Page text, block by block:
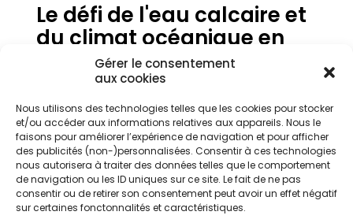
Gérer le consentement
aux cookies
Nous utilisons des technologies telles que les cookies pour stocker
et/ou accéder aux informations relatives aux appareils. Nous le
faisons pour améliorer l’expérience de navigation et pour afficher
des publicités (non-)personnalisées. Consentir à ces technologies
nous autorisera à traiter des données telles que le comportement
de navigation ou les ID uniques sur ce site. Le fait de ne pas
consentir ou de retirer son consentement peut avoir un effet négatif
sur certaines fonctonnalités et caractéristiques.
Le défi de l'eau calcaire et
du climat océanique en
Charente-Maritime
La Charente-Maritime, avec son climat océanique
très doux, attire de nombreux résidents et
touristes, mais présente des défis spécifiques pour
l'habitat. L'une des problématiques majeures
rencontrées par les propriétaires de villas
balnéaires comme des maisons en pierre calcaire
traditionnelles est la qualité de l'eau. Dans des